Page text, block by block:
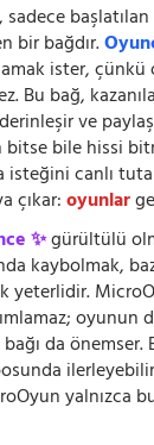
bir bağdır.
ister,
Bu bağ,
ve
bitse bile hissi
canlı
çıkar:oyunlar
✨gürültülü
kaybolmak,
yeterlidir.
da önemser.
yalnızca